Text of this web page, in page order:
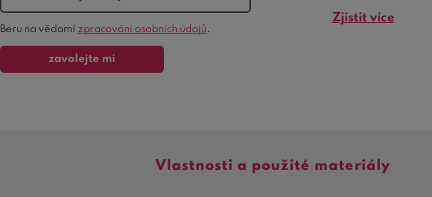
formuláře
Beru na vědomí zpracování osobních údajů
zavolejte mi
Zjistit více
Vlastnosti a použité materiály